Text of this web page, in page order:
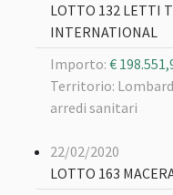
LOTTO 132 LETTI
INTERNATIONAL
Importo: €
Territorio:
arredi sanitari
22/02/2020
LOTTO 163